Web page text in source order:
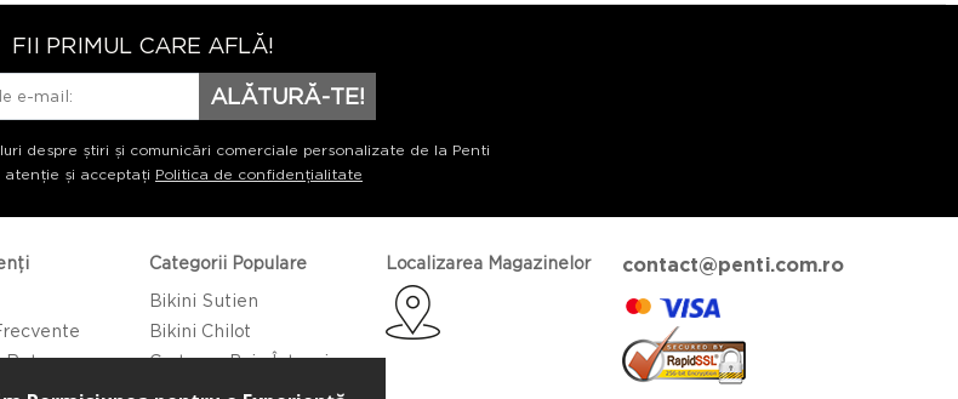
FII PRIMUL CARE AFLĂ!
ALĂTURĂ-TE!
despre știri și comunicări comerciale personalizate de la Penti
atenție și acceptați Politica de confidențialitate
Returnare
Categorii Populare
Bikini Sutien
Bikini Chilot
Costume Baie Întregi
Caftan/Pareo
Localizarea Magazinelor contact@penti.com.ro